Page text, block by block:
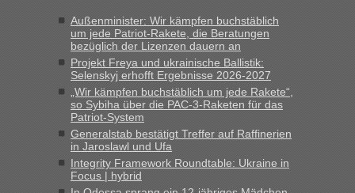
„Gestern 6 Stunden warten vor der Grenze Richtung Polen
in Krakowez mit dem Kleinbus. Abfertigung ging dann
schnell da auch Passagiere mit EU-Pass dabei waren“
Bernd D-UAinBerichte und Reisetipps • Re: An
welchem Grenzübergang zwischen Polen und
der Ukraine geht es am schnellsten?
„Bin am Montag 15.6.26 um 8 Uhr in Urgyniw ausgereist,
das erste Mal an einem Montagmorgen ca. 15 Fahrzeuge
vor mir, bin sonst der Erste oder Zweite, egal, nach ca 20
Außenminister: Wir kämpfen buchstäblich
um jede Patriot-Rakete, die Beratungen
bezüglich der Lizenzen dauern an
Projekt Freya und ukrainische Ballistik:
Selenskyj erhofft Ergebnisse 2026-2027
„Wir kämpfen buchstäblich um jede Rakete“,
so Sybiha über die PAC-3-Raketen für das
Patriot-System
Generalstab bestätigt Treffer auf Raffinerien
in Jaroslawl und Ufa
Integrity Framework Roundtable: Ukraine in
Focus | hybrid